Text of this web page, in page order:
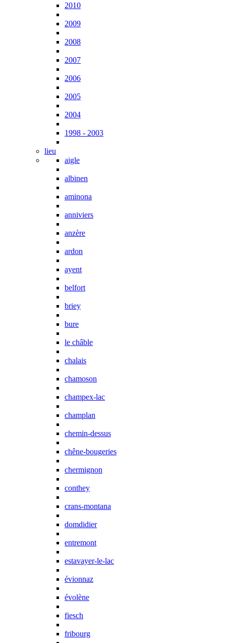
2010
2009
2008
2007
2006
2005
2004
1998 - 2003
lieu
aigle
albinen
aminona
anniviers
anzère
ardon
ayent
belfort
briey
bure
le châble
chalais
chamoson
champex-lac
champlan
chemin-dessus
chêne-bougeries
chermignon
conthey
crans-montana
domdidier
entremont
estavayer-le-lac
évionnaz
évolène
fiesch
fribourg